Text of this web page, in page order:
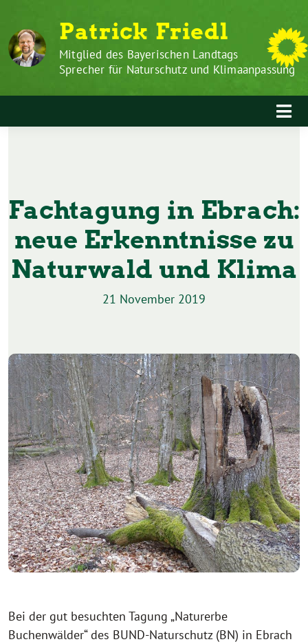
Inhalt
springen
zum
Inhalt
Patrick Friedl
Mitglied des Bayerischen Landtags
Sprecher für Naturschutz und Klimaanpassung
Fachtagung in Ebrach:
neue Erkenntnisse zu
Naturwald und Klima
21 November 2019
Bei der gut besuchten Tagung „Naturerbe
Buchenwälder“ des BUND-Naturschutz (BN) in Ebrach